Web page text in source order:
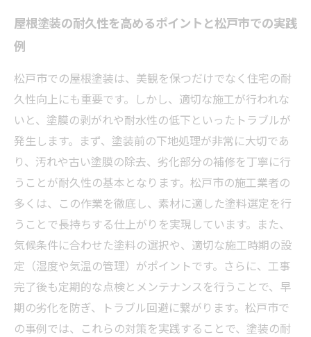
屋根塗装の耐久性を高めるポイントと松戸市での実践
例
松戸市での屋根塗装は、美観を保つだけでなく住宅の耐
久性向上にも重要です。しかし、適切な施工が行われな
いと、塗膜の剥がれや耐水性の低下といったトラブルが
発生します。まず、塗装前の下地処理が非常に大切であ
り、汚れや古い塗膜の除去、劣化部分の補修を丁寧に行
うことが耐久性の基本となります。松戸市の施工業者の
多くは、この作業を徹底し、素材に適した塗料選定を行
うことで長持ちする仕上がりを実現しています。また、
気候条件に合わせた塗料の選択や、適切な施工時期の設
定（湿度や気温の管理）がポイントです。さらに、工事
完了後も定期的な点検とメンテナンスを行うことで、早
期の劣化を防ぎ、トラブル回避に繋がります。松戸市で
の事例では、これらの対策を実践することで、塗装の耐